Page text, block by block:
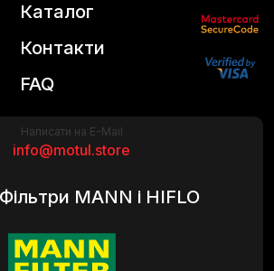
Написати на E-Mail
info@motul.store
MANN і HIFLO
Каталог
Контакти
FAQ